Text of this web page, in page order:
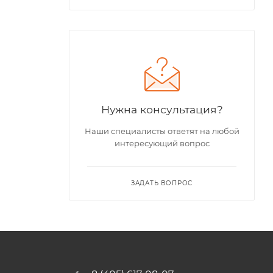
Нужна консультация?
Наши специалисты ответят на любой
интересующий вопрос
ЗАДАТЬ ВОПРОС